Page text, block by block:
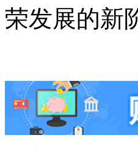
荣发展的新